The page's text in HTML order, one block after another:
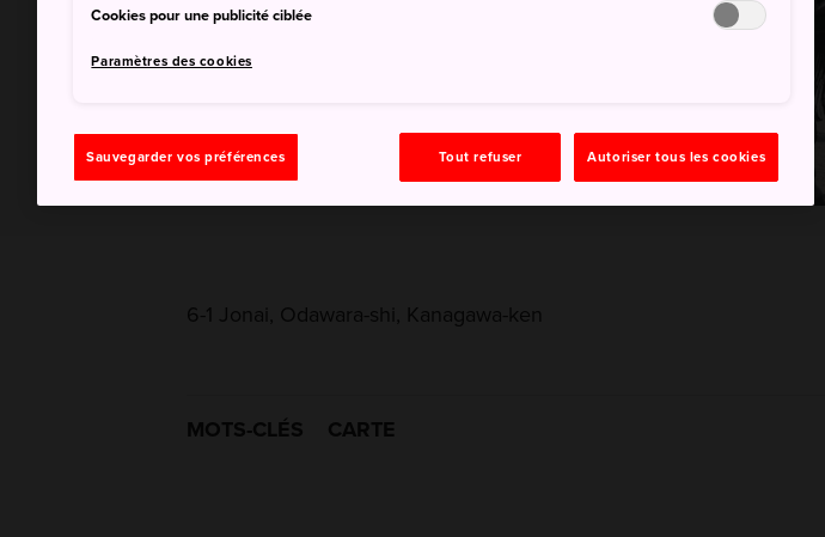
6-1 Jonai, Odawara-shi, Kanagawa-ken
MOTS-CLÉS CARTE
Cookies pour une publicité ciblée
Paramètres des cookies
Sauvegarder vos préférences Tout refuser Autoriser tous les cookies